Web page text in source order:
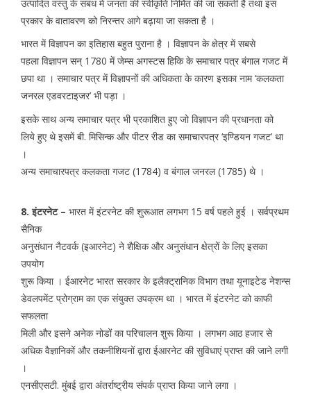
उत्पादित वस्तु के संबंध में जनता की स्वीकृति निर्मित की जा सकती है तथा इस
प्रकार के वातावरण को निरन्तर आगे बढ़ाया जा सकता है ।
भारत में विज्ञापन का इतिहास बहुत पुराना है । विज्ञापन के क्षेत्र में सबसे
पहला विज्ञापन सन् 1780 में जेम्स अगस्टस हिकि के समाचार पत्र बंगाल गजट में
छपा था । समाचार पत्र में विज्ञापनों की अधिकता के कारण इसका नाम ‘कलकता
जनरल एडवरटाइजर’ भी पड़ा ।
इसके साथ अन्य समाचार पत्र भी प्रकाशित हुए जो विज्ञापन की प्रधानता को
लिये हुए थे इसमें बी. मिसिन्क और पीटर रीड का समाचारपत्र ‘इण्डियन गजट’ था
।
अन्य समाचारपत्र कलकता गजट (1784) व बंगाल जनरल (1785) थे ।
8. इंटरनेट – भारत में इंटरनेट की शुरूआत लगभग 15 वर्ष पहले हुई । सर्वप्रथम
सैनिक
अनुसंधान नैटवर्क (इआरनेट) ने शैक्षिक और अनुसंधान क्षेत्रों के लिए इसका
उपयोग
शुरू किया । ईआरनेट भारत सरकार के इलैक्ट्रानिक विभाग तथा यूनाइटेड नेशन्स
डेवलपमेंट प्रोग्राम का एक संयुक्त उपक्रम था । भारत में इंटरनेट को काफी
सफलता
मिली और इसने अनेक नोडों का परिचालन शुरू किया । लगभग आठ हजार से
अधिक वैज्ञानिकों और तकनीशियनों द्वारा ईआरनेट की सुविधाएं प्राप्त की जाने लगी
।
एनसीएसटी. मुंबई द्वारा अंतर्राष्ट्रीय संपर्क प्राप्त किया जाने लगा ।